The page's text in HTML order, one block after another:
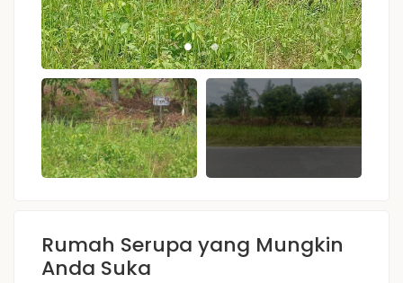
Rumah Serupa yang Mungkin
Anda Suka